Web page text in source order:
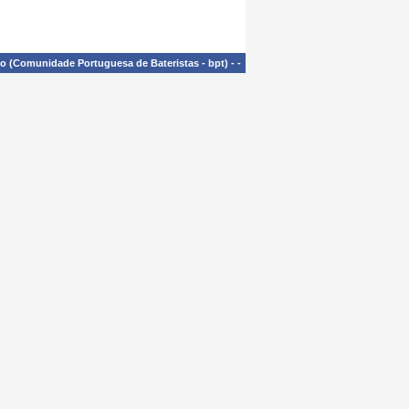
(Comunidade Portuguesa de Bateristas - bpt) - -